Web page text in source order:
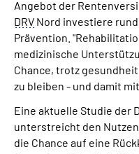
Angebot der
DRV Nord investiere
Prävention.
medizinische
Chance, trotz
zu bleiben - und damit
Eine aktuelle Studie der
unterstreicht den
die Chance auf eine